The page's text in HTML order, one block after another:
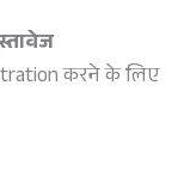
करने के लिए